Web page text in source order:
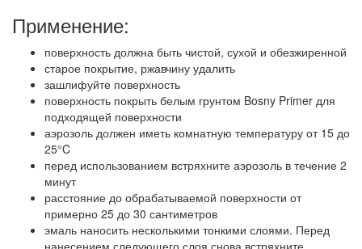
Применение:
поверхность должна быть чистой, сухой и обезжиренной
старое покрытие, ржавчину удалить
зашлифуйте поверхность
поверхность покрыть белым грунтом Bosny Primer для
подходящей поверхности
аэрозоль должен иметь комнатную температуру от 15 до
25°C
перед использованием встряхните аэрозоль в течение 2
минут
расстояние до обрабатываемой поверхности от
примерно 25 до 30 сантиметров
эмаль наносить несколькими тонкими слоями. Перед